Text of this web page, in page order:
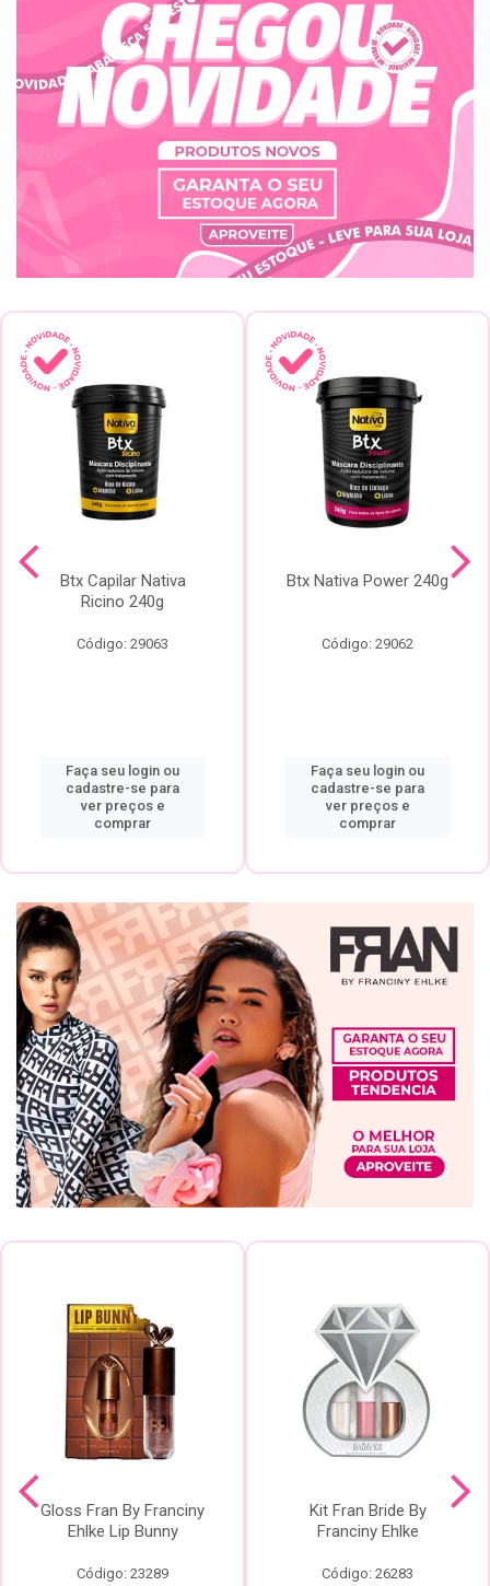
Btx Capilar Nativa
Ricino 240g
Código: 29063
Faça seu login ou
cadastre-se para
ver preços e
comprar
Btx Nativa Power 240g
Código: 29062
Faça seu login ou
cadastre-se para
ver preços e
comprar
Gloss Fran By Franciny
Ehlke Lip Bunny
Código: 23289
Kit Fran Bride By
Franciny Ehlke
Código: 26283